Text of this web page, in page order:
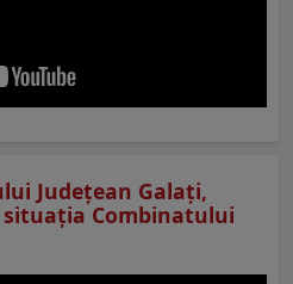
Judeţean Galaţi,
situaţia Combinatului